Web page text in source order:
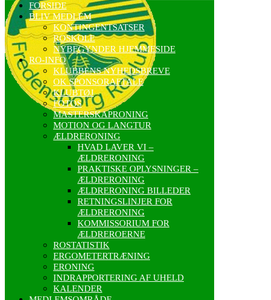
FORSIDE
BLIV MEDLEM
KONTINGENTSATSER
ROSKOLE
NYBEGYNDER HJEMMESIDE
RO-INFO
KLUBBENS NYHEDSBREVE
OK SPONSORAFTALE
KLUBTØJ
FOTOS
MASTERSKAPRONING
MOTION OG LANGTUR
ÆLDRERONING
HVAD LAVER VI –
ÆLDRERONING
PRAKTISKE OPLYSNINGER –
ÆLDRERONING
ÆLDRERONING BILLEDER
RETNINGSLINJER FOR
ÆLDRERONING
KOMMISSORIUM FOR
ÆLDREROERNE
ROSTATISTIK
ERGOMETERTRÆNING
ERONING
INDRAPPORTERING AF UHELD
KALENDER